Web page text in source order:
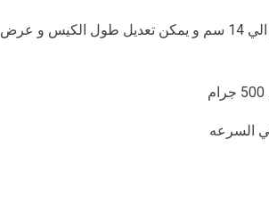
من 5 سم الي 20 سم وعرض من 4 سم الي 14 سم و يمكن تعديل طول الكيس و عرض
السرعه